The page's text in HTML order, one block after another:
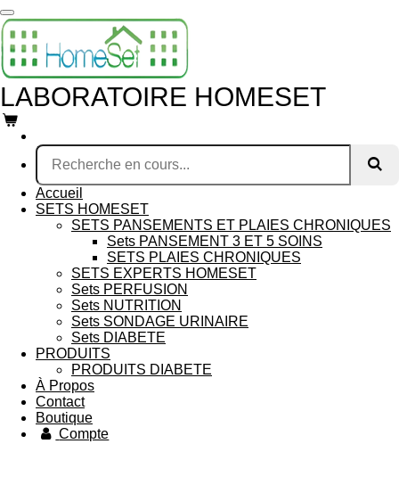
Passer
au
contenu
principal
LABORATOIRE HOMESET
Accueil
SETS HOMESET
SETS PANSEMENTS ET PLAIES CHRONIQUES
Sets PANSEMENT 3 ET 5 SOINS
SETS PLAIES CHRONIQUES
SETS EXPERTS HOMESET
Sets PERFUSION
Sets NUTRITION
Sets SONDAGE URINAIRE
Sets DIABETE
PRODUITS
PRODUITS DIABETE
À Propos
Contact
Boutique
Compte